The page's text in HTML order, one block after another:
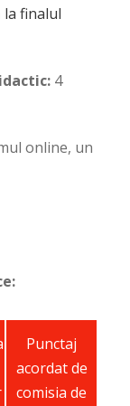
la finalul
4
online, un
Punctaj
acordat de
comisia de